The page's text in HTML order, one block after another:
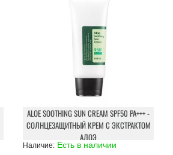
ALOE SOOTHING SUN CREAM SPF50 PA+++ -
СОЛНЦЕЗАЩИТНЫЙ КРЕМ С ЭКСТРАКТОМ
АЛОЭ
Наличие: Есть в наличии